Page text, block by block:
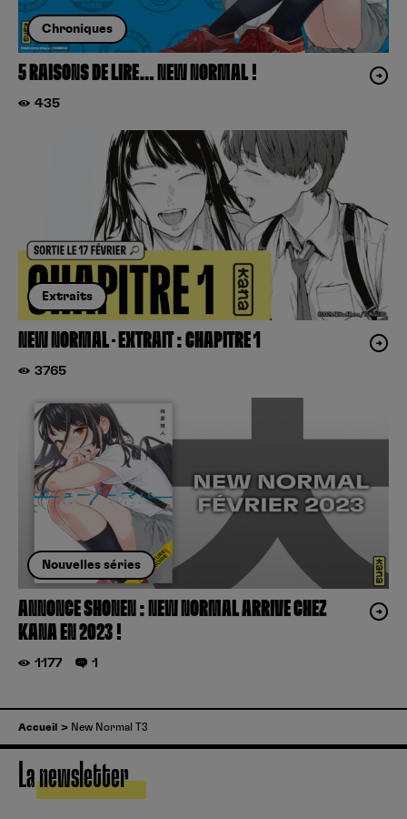
Chroniques
5 RAISONS DE LIRE… NEW NORMAL !
435
Extraits
NEW NORMAL – EXTRAIT : CHAPITRE 1
3765
Nouvelles séries
ANNONCE SHONEN : NEW NORMAL ARRIVE CHEZ
KANA EN 2023 !
1177 1
Accueil New Normal T3
La newsletter